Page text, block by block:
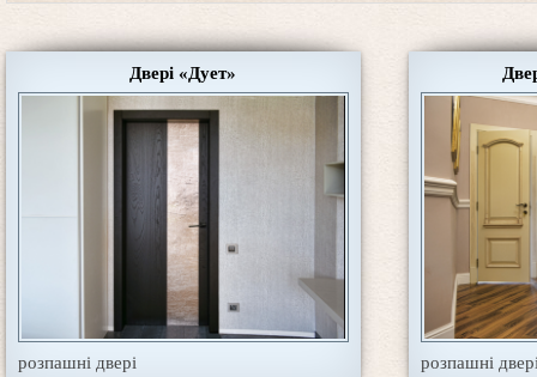
Двері «Дует»
розпашні двері розпашні